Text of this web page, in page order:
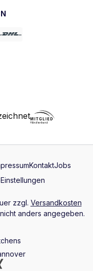
KontaktJobs
zzgl. Versandkosten
anders angegeben.